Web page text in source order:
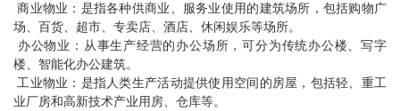
商业物业：是指各种供商业、服务业使用的建筑场所，包括购物广
场、百货、超市、专卖店、酒店、休闲娱乐等场所。
办公物业：从事生产经营的办公场所，可分为传统办公楼、写字
楼、智能化办公建筑。
工业物业：是指人类生产活动提供使用空间的房屋，包括轻、重工
业厂房和高新技术产业用房、仓库等。